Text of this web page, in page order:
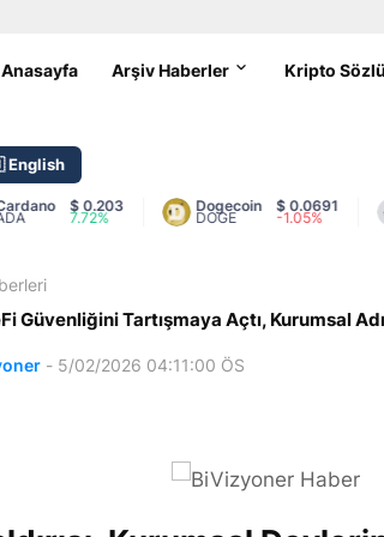
Anasayfa Arşiv Haberler Kripto
$ 0.203
7.72%
Dogecoin
DOGE
$ 0.0691
-1.05%
Güvenliğini Tartışmaya Açtı, Kurumsal
- 5/02/2026 04:11:00 ÖS